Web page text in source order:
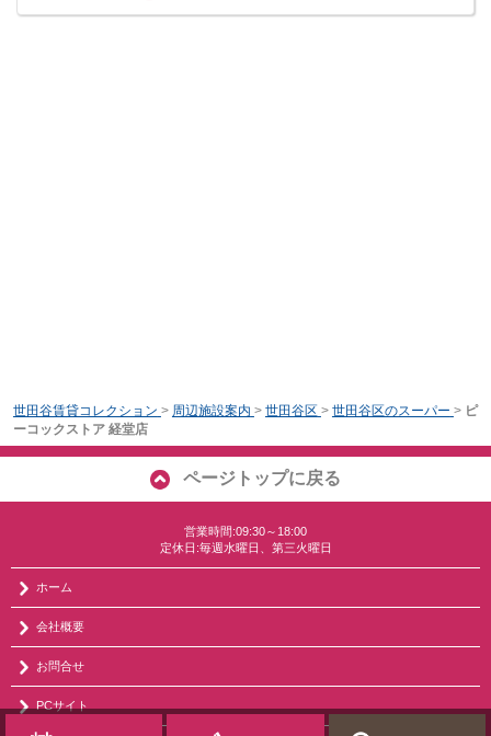
世田谷賃貸コレクション > 周辺施設案内 > 世田谷区 > 世田谷区のスーパー > ピ
ーコックストア 経堂店
ページトップに戻る
営業時間:09:30～18:00
定休日:毎週水曜日、第三火曜日
ホーム
会社概要
お問合せ
PCサイト